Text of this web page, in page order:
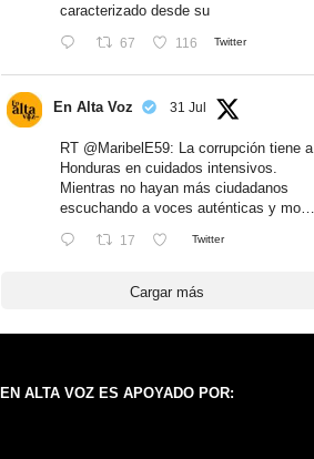
caracterizado desde su
67 116 Twitter
En Alta Voz 31 Jul
RT @MaribelE59: La corrupción tiene a
Honduras en cuidados intensivos.
Mientras no hayan más ciudadanos
escuchando a voces auténticas y mo…
17 Twitter
Cargar más
EN ALTA VOZ ES APOYADO POR: